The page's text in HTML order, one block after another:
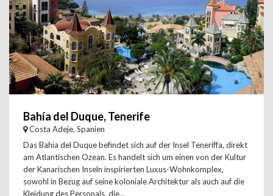
Bahía del Duque, Tenerife
Costa Adeje, Spanien
Das Bahia del Duque befindet sich auf der Insel Teneriffa, direkt
am Atlantischen Ozean. Es handelt sich um einen von der Kultur
der Kanarischen Inseln inspirierten Luxus-Wohnkomplex,
sowohl in Bezug auf seine koloniale Architektur als auch auf die
Kleidung des Personals, die...